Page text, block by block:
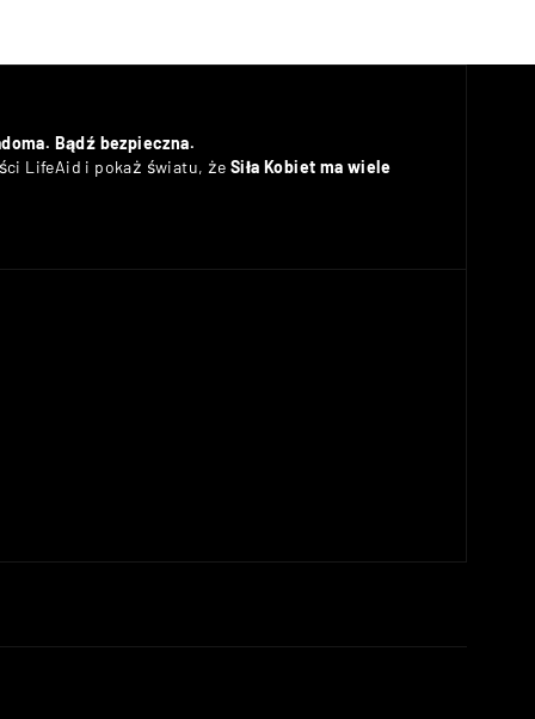
Bądź bezpieczna.
LifeAid i pokaż światu, że Siła Kobiet ma wiele